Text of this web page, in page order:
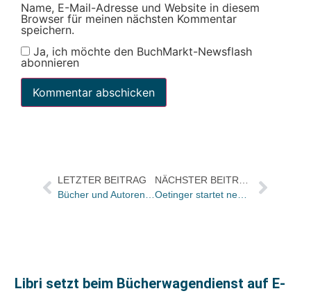
Name, E-Mail-Adresse und Website in diesem
Browser für meinen nächsten Kommentar
speichern.
Ja, ich möchte den BuchMarkt-Newsflash
abonnieren
LETZTER BEITRAG
Libri setzt beim Bücherwagendienst auf E-